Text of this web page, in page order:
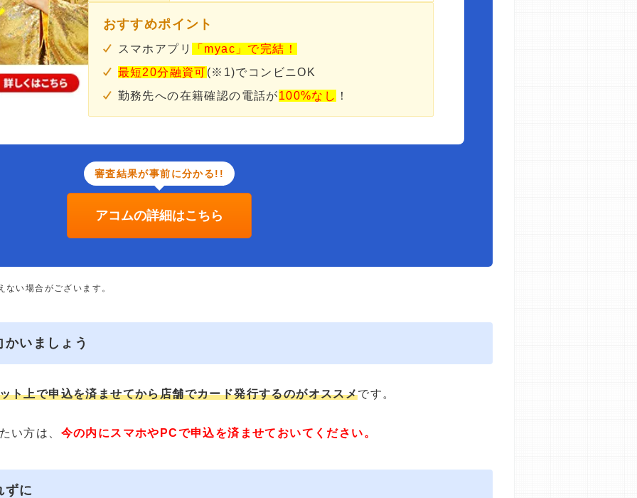
おすすめポイント
スマホアプリ
「myac」で完結！
最短20分融資可(※1)でコンビニOK
勤務先への在籍確認の電話が100%なし ！
審査結果が事前に分かる!!
アコムの詳細はこちら
い場合がございます。
いましょう
ト上で申込を済ませてから店舗でカード発行するのがオススメです。
い方は、 今の内にスマホやPCで申込を済ませておいてください。
ずに